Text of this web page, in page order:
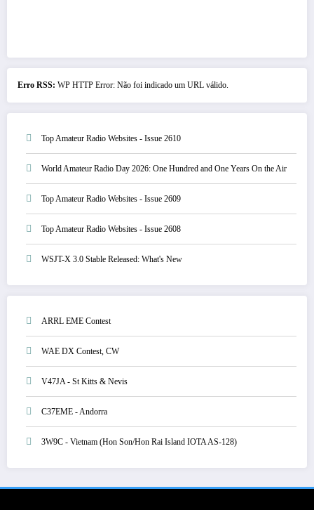
Erro RSS: WP HTTP Error: Não foi indicado um URL válido.
Top Amateur Radio Websites - Issue 2610
World Amateur Radio Day 2026: One Hundred and One Years On the Air
Top Amateur Radio Websites - Issue 2609
Top Amateur Radio Websites - Issue 2608
WSJT-X 3.0 Stable Released: What's New
ARRL EME Contest
WAE DX Contest, CW
V47JA - St Kitts & Nevis
C37EME - Andorra
3W9C - Vietnam (Hon Son/Hon Rai Island IOTA AS-128)